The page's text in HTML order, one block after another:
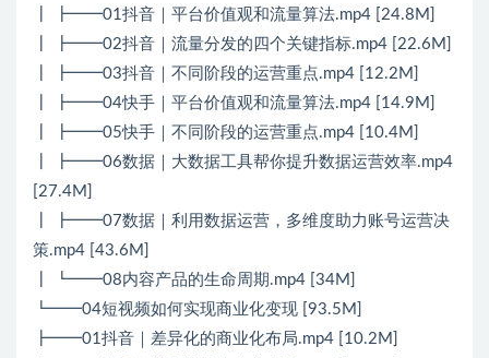
┃ ┣━━01抖音｜平台价值观和流量算法.mp4 [24.8M]
┃ ┣━━02抖音｜流量分发的四个关键指标.mp4 [22.6M]
┃ ┣━━03抖音｜不同阶段的运营重点.mp4 [12.2M]
┃ ┣━━04快手｜平台价值观和流量算法.mp4 [14.9M]
┃ ┣━━05快手｜不同阶段的运营重点.mp4 [10.4M]
┃ ┣━━06数据｜大数据工具帮你提升数据运营效率.mp4
[27.4M]
┃ ┣━━07数据｜利用数据运营，多维度助力账号运营决
策.mp4 [43.6M]
┃ ┗━━08内容产品的生命周期.mp4 [34M]
┗━━04短视频如何实现商业化变现 [93.5M]
┣━━01抖音｜差异化的商业化布局.mp4 [10.2M]